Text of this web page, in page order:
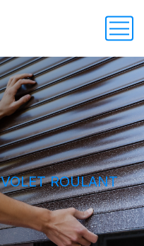
VOLET ROULANT